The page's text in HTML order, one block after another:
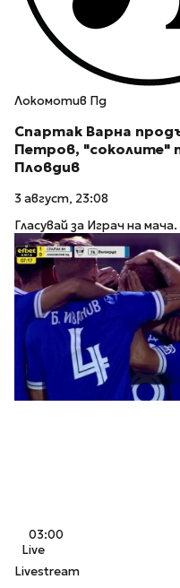
Локомотив Пд
Спартак Варна
Петров, "соколите"
Пловдив
3 август, 23:08
Гласувай за Играч на
03:00
Live
Livestream